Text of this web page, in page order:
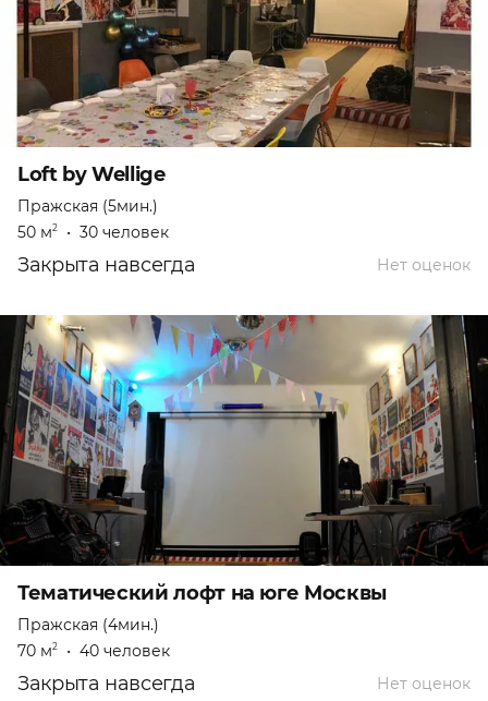
Loft by Wellige
Пражская (5мин.)
50 м2 • 30 человек
Нет оценок
Закрыта навсегда
Тематический лофт на юге Москвы
Пражская (4мин.)
70 м2 • 40 человек
Нет оценок
Закрыта навсегда